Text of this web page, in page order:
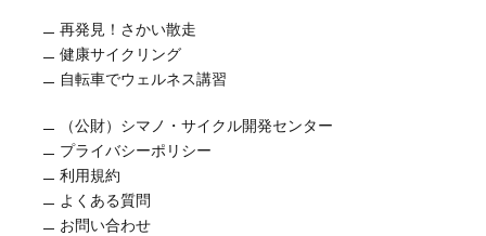
再発見！さかい散走
健康サイクリング
自転車でウェルネス講習
（公財）シマノ・サイクル開発センター
プライバシーポリシー
利用規約
よくある質問
お問い合わせ